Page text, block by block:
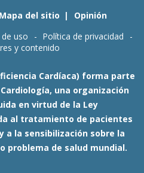
Mapa del sitio
Opinión
uso
Política de privacidad
y contenido
Cardíaca) forma parte
una organización
en virtud de la Ley
al tratamiento de pacientes
a la sensibilización sobre la
problema de salud mundial.